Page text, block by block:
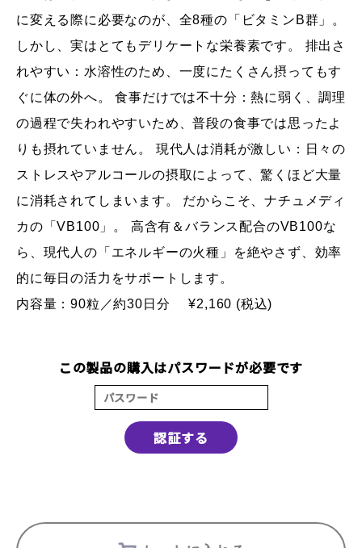
に変える際に必要なのが、全8種の「ビタミンB群」。
しかし、実はとてもデリケートな栄養素です。 排出さ
れやすい：水溶性のため、一度にたくさん摂ってもす
ぐに体の外へ。 食事だけでは不十分：熱に弱く、調理
の過程で失われやすいため、普段の食事では思ったよ
りも摂れていません。 現代人は消耗が激しい：日々の
ストレスやアルコールの摂取によって、驚くほど大量
に消耗されてしまいます。 だからこそ、ナチュメディ
カの「VB100」。 高含有＆バランス配合のVB100な
ら、現代人の「エネルギーの火種」を絶やさず、効率
的に毎日の活力をサポートします。
内容量：90粒／約30日分
¥2,160 (税込)
この製品の購入はパスワードが必要です
認証する